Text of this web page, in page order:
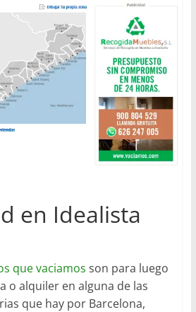
en Idealista
que vaciamos son para luego
o alquiler en alguna de las
que hay por Barcelona,